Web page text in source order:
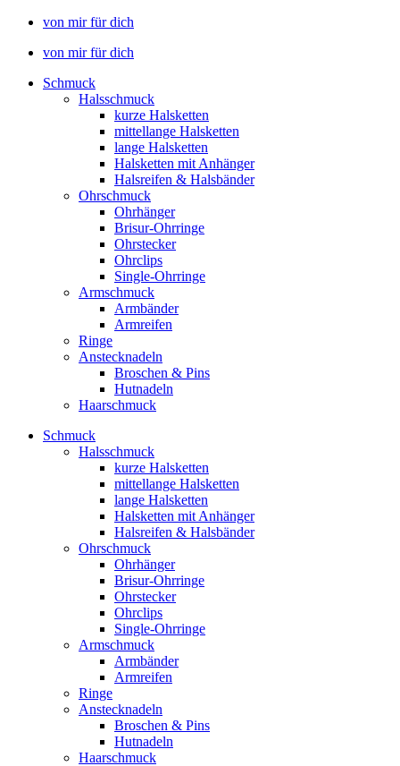
von mir für dich
von mir für dich
Schmuck
Halsschmuck
kurze Halsketten
mittellange Halsketten
lange Halsketten
Halsketten mit Anhänger
Halsreifen & Halsbänder
Ohrschmuck
Ohrhänger
Brisur-Ohrringe
Ohrstecker
Ohrclips
Single-Ohrringe
Armschmuck
Armbänder
Armreifen
Ringe
Anstecknadeln
Broschen & Pins
Hutnadeln
Haarschmuck
Schmuck
Halsschmuck
kurze Halsketten
mittellange Halsketten
lange Halsketten
Halsketten mit Anhänger
Halsreifen & Halsbänder
Ohrschmuck
Ohrhänger
Brisur-Ohrringe
Ohrstecker
Ohrclips
Single-Ohrringe
Armschmuck
Armbänder
Armreifen
Ringe
Anstecknadeln
Broschen & Pins
Hutnadeln
Haarschmuck